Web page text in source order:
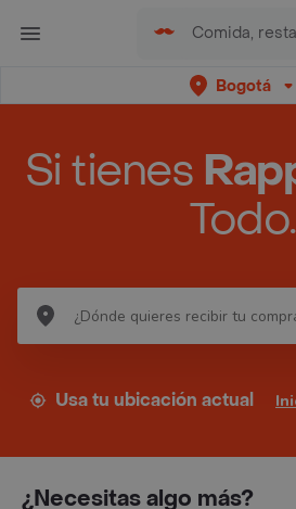
Bogotá
Si tienes
Todo.
Usa tu ubicación actual
¿Necesitas algo más?